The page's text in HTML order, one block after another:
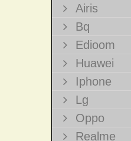
Airis
Bq
Edioom
Huawei
Iphone
Lg
Oppo
Realme